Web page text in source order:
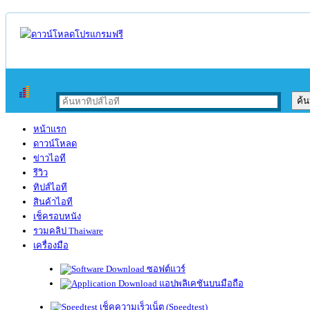
หน้าแรก
ดาวน์โหลด
ข่าวไอที
รีวิว
ทิปส์ไอที
สินค้าไอที
เช็ครอบหนัง
รวมคลิป Thaiware
เครื่องมือ
ซอฟต์แวร์
แอปพลิเคชันบนมือถือ
เช็คความเร็วเน็ต (Speedtest)